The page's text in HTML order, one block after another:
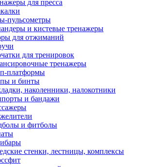
для пресса
пульсометры
и кистевые тренажеры
для отжиманий
для тренировок
тренажеры
платформы
и бинты
наколенники, налокотники
и бандажи
и фитболы
стенки, лестницы, комплексы